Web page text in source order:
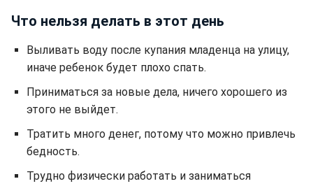
Что нельзя делать в этот день
Выливать воду после купания младенца на улицу,
иначе ребенок будет плохо спать.
Приниматься за новые дела, ничего хорошего из
этого не выйдет.
Тратить много денег, потому что можно привлечь
бедность.
Трудно физически работать и заниматься